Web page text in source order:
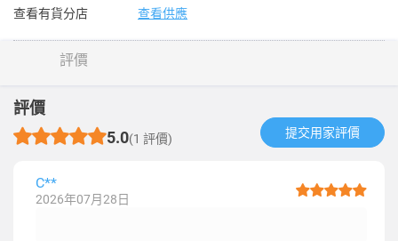
查看有貨分店 查看供應
評價
評價
5.0(1 評價) 提交用家評價​
C**
2026年07月28日